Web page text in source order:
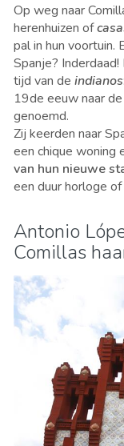
Op weg naar
herenhuizen of
pal in hun voortuin.
Spanje?
tijd van de indianos
19de eeuw naar
genoemd.
Zij keerden naar
een chique woning
van hun nieuwe
een duur horloge
Antonio
Comillas